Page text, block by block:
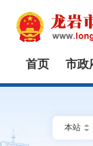
首页 市政